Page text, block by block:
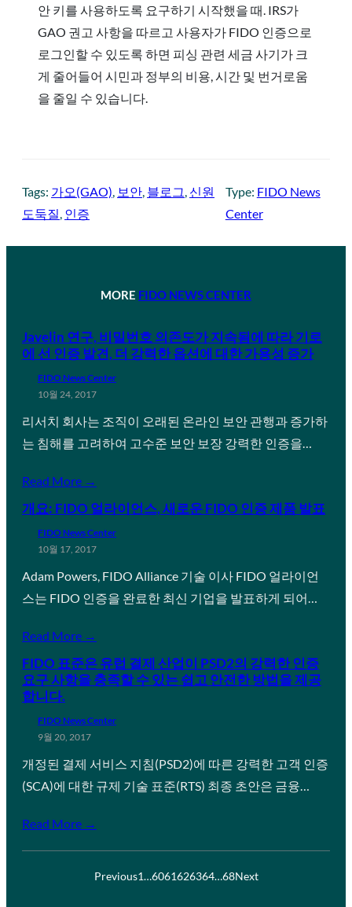
안 키를 사용하도록 요구하기 시작했을 때. IRS가
GAO 권고 사항을 따르고 사용자가 FIDO 인증으로
로그인할 수 있도록 하면 피싱 관련 세금 사기가 크
게 줄어들어 시민과 정부의 비용, 시간 및 번거로움
을 줄일 수 있습니다.
Tags: 가오(GAO) 보안 블로그 신원
도둑질 인증
Type: FIDO News
Center
MORE FIDO NEWS CENTER
Javelin 연구, 비밀번호 의존도가 지속됨에 따라 기로
에 선 인증 발견, 더 강력한 옵션에 대한 가용성 증가
FIDO News Center
10월 24, 2017
리서치 회사는 조직이 오래된 온라인 보안 관행과 증가하
는 침해를 고려하여 고수준 보안 보장 강력한 인증을…
Read More →
개요: FIDO 얼라이언스, 새로운 FIDO 인증 제품 발표
FIDO News Center
10월 17, 2017
Adam Powers, FIDO Alliance 기술 이사 FIDO 얼라이언
스는 FIDO 인증을 완료한 최신 기업을 발표하게 되어…
Read More →
FIDO 표준은 유럽 결제 산업이 PSD2의 강력한 인증
요구 사항을 충족할 수 있는 쉽고 안전한 방법을 제공
합니다.
FIDO News Center
9월 20, 2017
개정된 결제 서비스 지침(PSD2)에 따른 강력한 고객 인증
(SCA)에 대한 규제 기술 표준(RTS) 최종 초안은 금융…
Read More →
Previous1…6061626364…68Next